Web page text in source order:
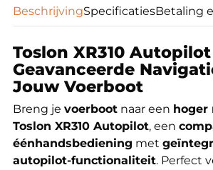
BeschrijvingSpecificatiesBetaling
Toslon XR310 Autopilot
Geavanceerde
Jouw Voerboot
Breng je voerboot naar een hoger
Toslon XR310 Autopilot, een
éénhandsbediening met
autopilot-functionaliteit. Perfect